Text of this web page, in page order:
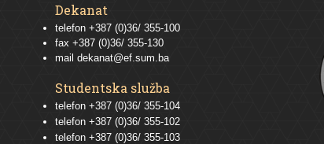
Dekanat
telefon +387 (0)36/ 355-100
fax +387 (0)36/ 355-130
mail dekanat@ef.sum.ba
Studentska služba
telefon +387 (0)36/ 355-104
telefon +387 (0)36/ 355-102
telefon +387 (0)36/ 355-103